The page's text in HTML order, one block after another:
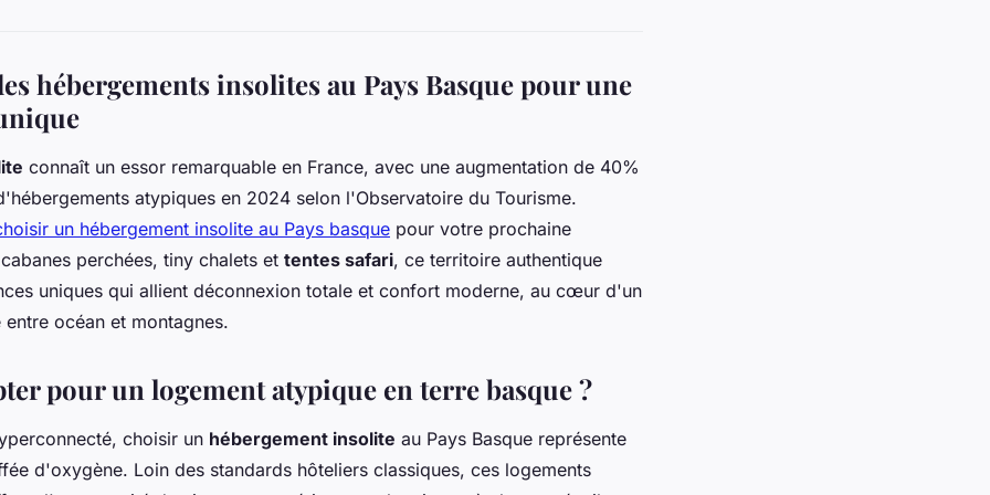
hébergements insolites au Pays Basque pour une
connaît un essor remarquable en France, avec une augmentation de 40%
atypiques en 2024 selon l'Observatoire du Tourisme.
un hébergement insolite au Pays basque pour votre prochaine
perchées, tiny chalets et tentes safari, ce territoire authentique
uniques qui allient déconnexion totale et confort moderne, au cœur d'un
océan et montagnes.
pour un logement atypique en terre basque ?
choisir un hébergement insolite au Pays Basque représente
d'oxygène. Loin des standards hôteliers classiques, ces logements